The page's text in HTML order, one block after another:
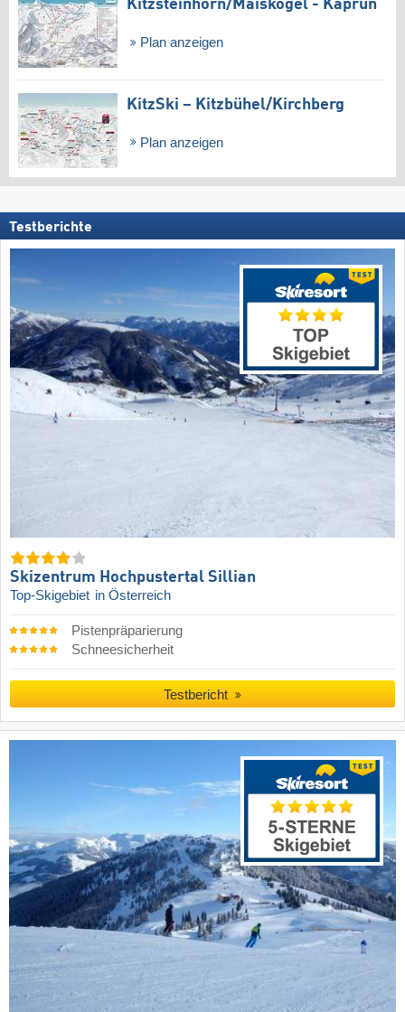
Kitzsteinhorn/​Maiskogel - Kaprun
Plan anzeigen
KitzSki – Kitzbühel/​Kirchberg
Plan anzeigen
Testberichte
Skizentrum Hochpustertal Sillian
Top-Skigebiet in Österreich
Pistenpräparierung
Schneesicherheit
Testbericht